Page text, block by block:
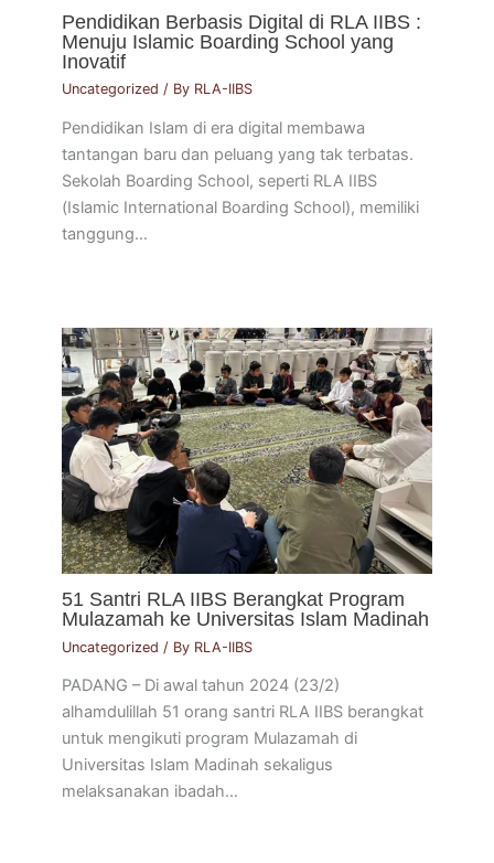
Pendidikan Berbasis Digital di RLA IIBS :
Menuju Islamic Boarding School yang
Inovatif
Uncategorized / By RLA-IIBS
Pendidikan Islam di era digital membawa
tantangan baru dan peluang yang tak terbatas.
Sekolah Boarding School, seperti RLA IIBS
(Islamic International Boarding School), memiliki
tanggung…
51 Santri RLA IIBS Berangkat Program
Mulazamah ke Universitas Islam Madinah
Uncategorized / By RLA-IIBS
PADANG – Di awal tahun 2024 (23/2)
alhamdulillah 51 orang santri RLA IIBS berangkat
untuk mengikuti program Mulazamah di
Universitas Islam Madinah sekaligus
melaksanakan ibadah…